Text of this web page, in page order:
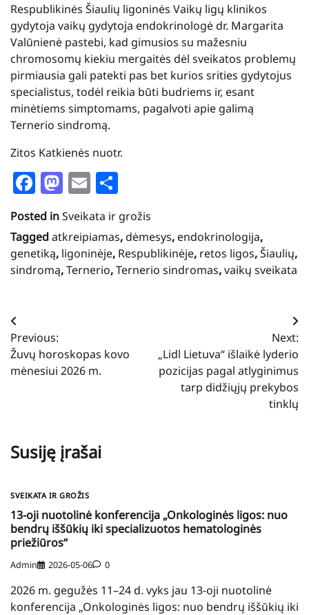
Respublikinės Šiaulių ligoninės Vaikų ligų klinikos
gydytoja vaikų gydytoja endokrinologė dr. Margarita
Valūnienė pastebi, kad gimusios su mažesniu
chromosomų kiekiu mergaitės dėl sveikatos problemų
pirmiausia gali patekti pas bet kurios srities gydytojus
specialistus, todėl reikia būti budriems ir, esant
minėtiems simptomams, pagalvoti apie galimą
Ternerio sindromą.
Zitos Katkienės nuotr.
Facebook
Mastodon
Email
Posted inSveikata ir grožis
Taggedatkreipiamas,dėmesys, endokrinologija,
genetiką, ligoninėje, Respublikinėje, retos ligos,Šiaulių,
sindromą,Ternerio,Ternerio sindromas,vaikų sveikata
Navigacija
tarp
įrašų
Previous:
Žuvų horoskopas kovo
mėnesiui 2026 m.
Next:
„Lidl Lietuva“ išlaikė lyderio
pozicijas pagal atlyginimus
tarp didžiųjų prekybos
tinklų
Susiję įrašai
SVEIKATA IR GROŽIS
13-oji nuotolinė konferencija „Onkologinės ligos: nuo
bendrų iššūkių iki specializuotos hematologinės
priežiūros“
Admin 2026-05-06 0
2026 m. gegužės 11–24 d. vyks jau 13-oji nuotolinė
konferencija „Onkologinės ligos: nuo bendrų iššūkių iki